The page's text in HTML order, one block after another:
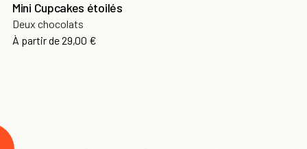
Mini Cupcakes étoilés
Deux chocolats
À partir de29,00 €